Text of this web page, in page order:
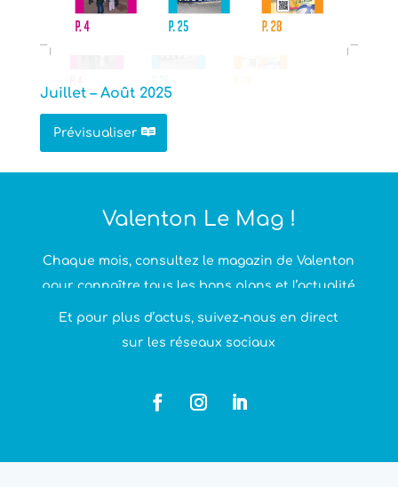
Juillet – Août 2025
Prévisualiser
Valenton Le Mag !
Chaque mois, consultez le magazin de Valenton
pour connaître tous les bons plans et l’actualité
de la Ville.
Et pour plus d’actus, suivez-nous en direct
sur les réseaux sociaux